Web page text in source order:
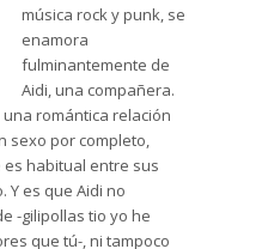
música rock y punk, se
enamora
fulminantemente de
Aidi, una compañera.
romántica relación
sexo por completo,
habitual entre sus
Y es que Aidi no
-gilipollas tio yo he
que tú-, ni tampoco